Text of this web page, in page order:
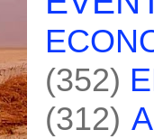
(352)
(312)